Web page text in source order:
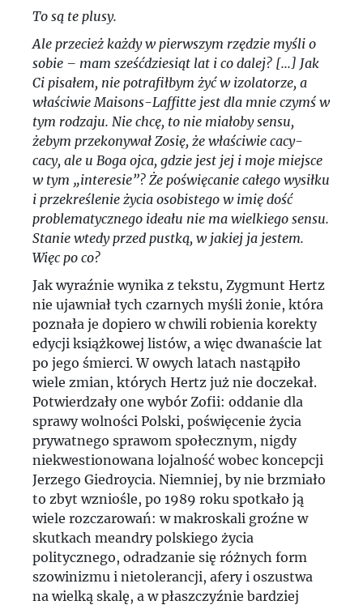
To są te plusy.
Ale przecież każdy w pierwszym rzędzie myśli o
sobie – mam sześćdziesiąt lat i co dalej? [...] Jak
Ci pisałem, nie potrafiłbym żyć w izolatorze, a
właściwie Maisons-Laffitte jest dla mnie czymś w
tym rodzaju. Nie chcę, to nie miałoby sensu,
żebym przekonywał Zosię, że właściwie cacy-
cacy, ale u Boga ojca, gdzie jest jej i moje miejsce
w tym „interesie”? Że poświęcanie całego wysiłku
i przekreślenie życia osobistego w imię dość
problematycznego ideału nie ma wielkiego sensu.
Stanie wtedy przed pustką, w jakiej ja jestem.
Więc po co?
Jak wyraźnie wynika z tekstu, Zygmunt Hertz
nie ujawniał tych czarnych myśli żonie, która
poznała je dopiero w chwili robienia korekty
edycji książkowej listów, a więc dwanaście lat
po jego śmierci. W owych latach nastąpiło
wiele zmian, których Hertz już nie doczekał.
Potwierdzały one wybór Zofii: oddanie dla
sprawy wolności Polski, poświęcenie życia
prywatnego sprawom społecznym, nigdy
niekwestionowana lojalność wobec koncepcji
Jerzego Giedroycia. Niemniej, by nie brzmiało
to zbyt wzniośle, po 1989 roku spotkało ją
wiele rozczarowań: w makroskali groźne w
skutkach meandry polskiego życia
politycznego, odradzanie się różnych form
szowinizmu i nietolerancji, afery i oszustwa
na wielką skalę, a w płaszczyźnie bardziej